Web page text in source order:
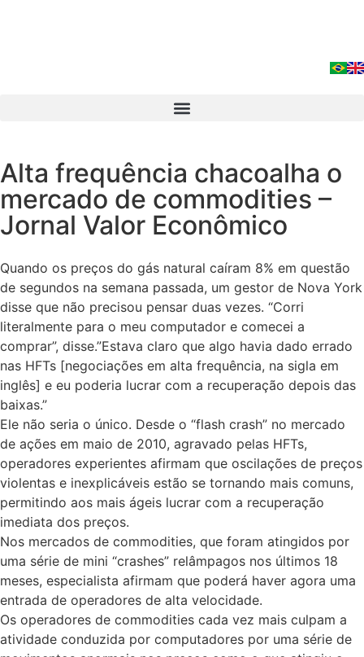
Alta frequência chacoalha o
mercado de commodities –
Jornal Valor Econômico
Quando os preços do gás natural caíram 8% em questão
de segundos na semana passada, um gestor de Nova York
disse que não precisou pensar duas vezes. “Corri
literalmente para o meu computador e comecei a
comprar”, disse.”Estava claro que algo havia dado errado
nas HFTs [negociações em alta frequência, na sigla em
inglês] e eu poderia lucrar com a recuperação depois das
baixas.”
Ele não seria o único. Desde o “flash crash” no mercado
de ações em maio de 2010, agravado pelas HFTs,
operadores experientes afirmam que oscilações de preços
violentas e inexplicáveis estão se tornando mais comuns,
permitindo aos mais ágeis lucrar com a recuperação
imediata dos preços.
Nos mercados de commodities, que foram atingidos por
uma série de mini “crashes” relâmpagos nos últimos 18
meses, especialista afirmam que poderá haver agora uma
entrada de operadores de alta velocidade.
Os operadores de commodities cada vez mais culpam a
atividade conduzida por computadores por uma série de